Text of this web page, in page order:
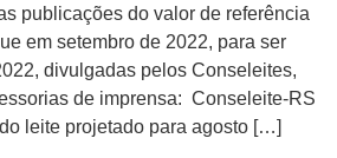
publicações do valor de referência
em setembro de 2022, para ser
divulgadas pelos Conseleites,
de imprensa: Conseleite-RS
leite projetado para agosto […]